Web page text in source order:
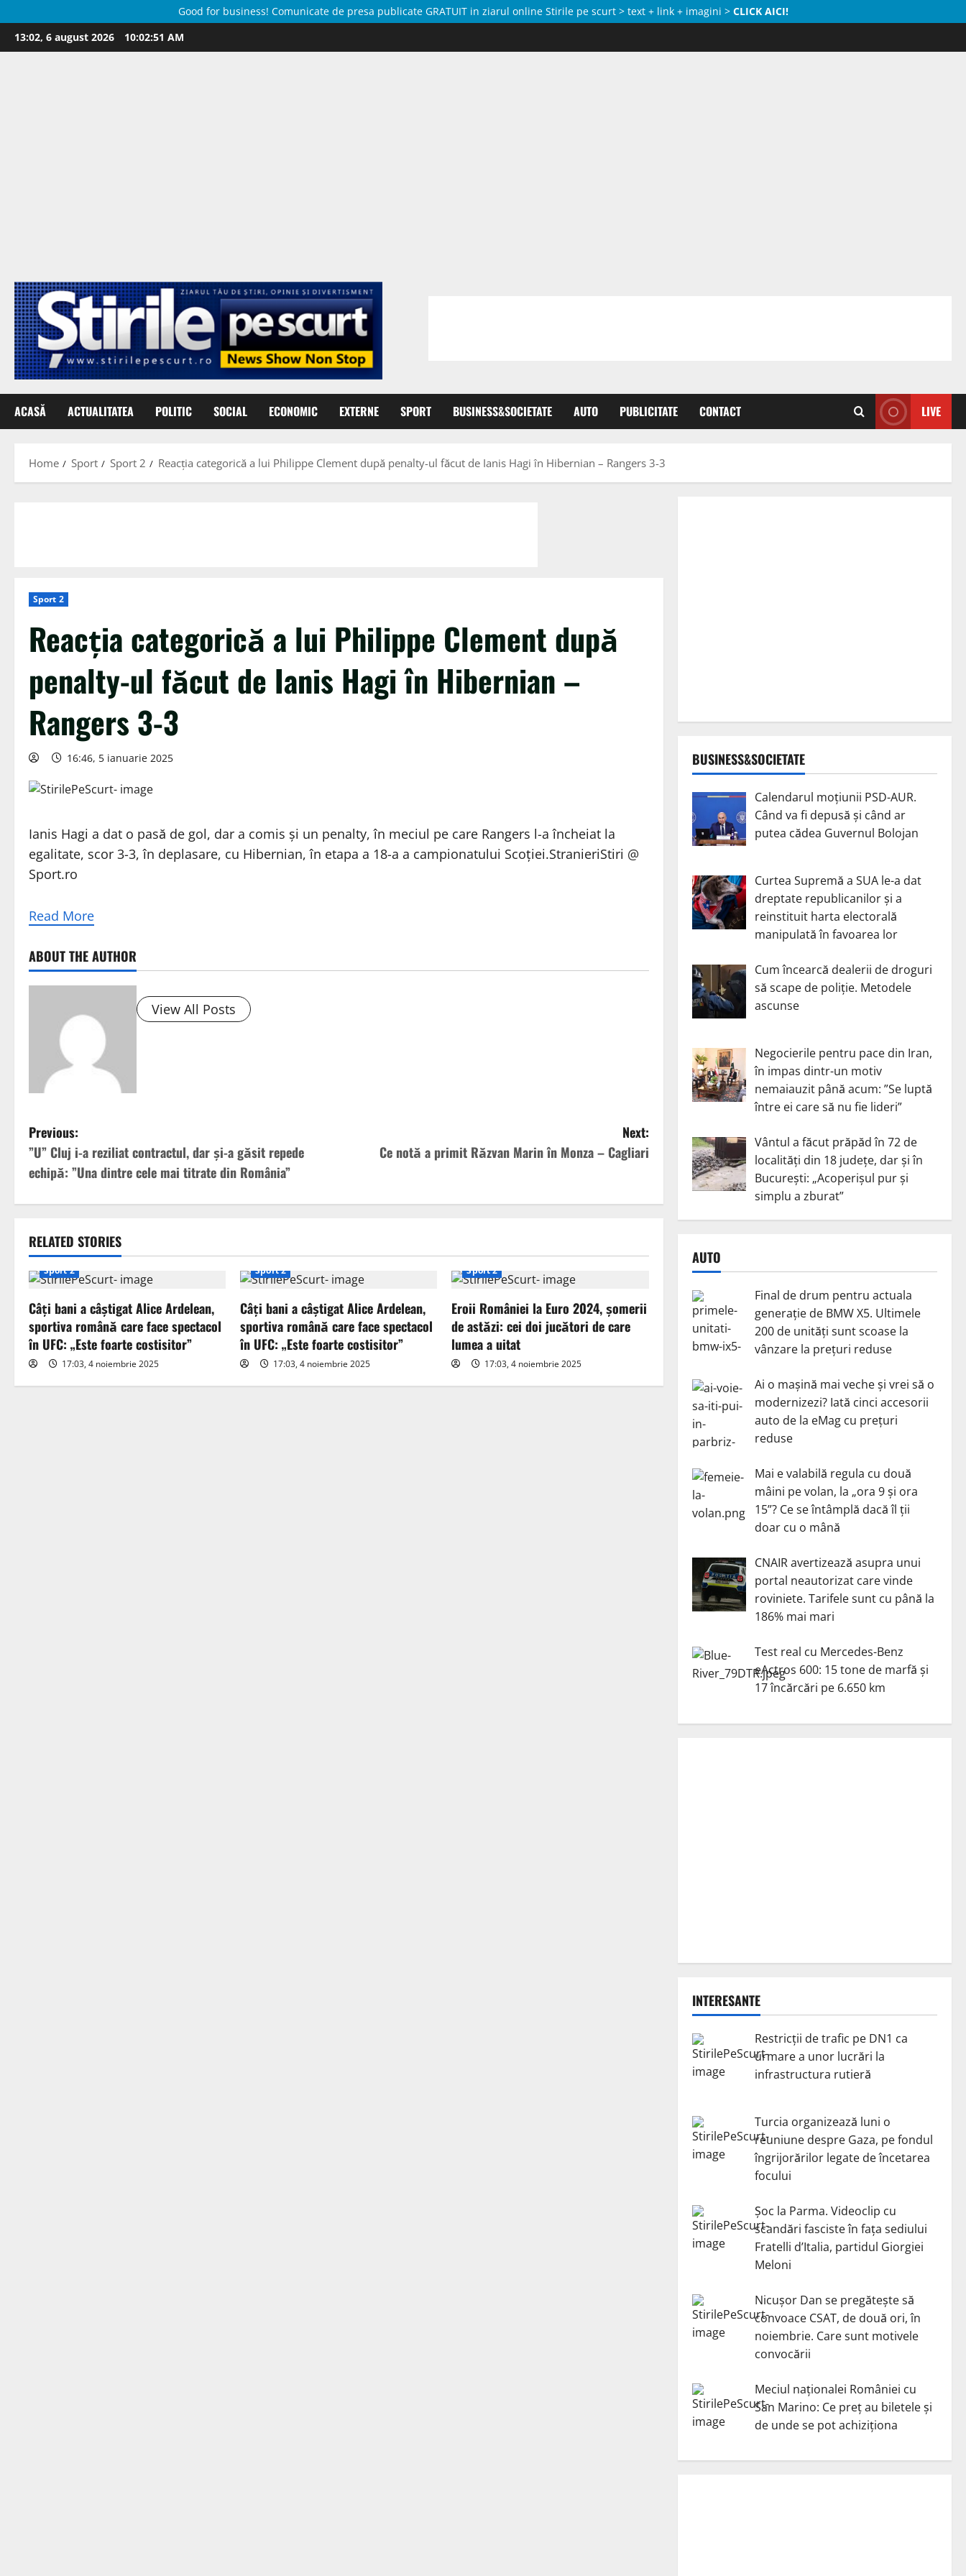
Good for business! Comunicate de presa publicate GRATUIT in ziarul online Stirile pe scurt > text + link + imagini > CLICK AICI!
Skip
to
13:02, 6 august 2026 10:02:51 AM
ACASĂ ACTUALITATEA POLITIC SOCIAL ECONOMIC EXTERNE SPORT BUSINESS&SOCIETATE AUTO PUBLICITATE CONTACT LIVE
Home Sport Sport 2 Reacția categorică a lui Philippe Clement după penalty-ul făcut de Ianis Hagi în Hibernian – Rangers 3-3
Sport 2
Reacția categorică a lui Philippe Clement după
penalty-ul făcut de Ianis Hagi în Hibernian –
Rangers 3-3
16:46, 5 ianuarie 2025
Ianis Hagi a dat o pasă de gol, dar a comis şi un penalty, în meciul pe care Rangers l-a încheiat la
egalitate, scor 3-3, în deplasare, cu Hibernian, în etapa a 18-a a campionatului Scoţiei.StranieriStiri @
Sport.ro
Read More
ABOUT THE AUTHOR
View All Posts
P
o
s
n
a
v
i
g
Previous:
”U” Cluj i-a reziliat contractul, dar și-a găsit repede
echipă: ”Una dintre cele mai titrate din România”
Next:
Ce notă a primit Răzvan Marin în Monza – Cagliari
RELATED STORIES
Sport 2
Câți bani a câștigat Alice Ardelean,
sportiva română care face spectacol
în UFC: „Este foarte costisitor”
17:03, 4 noiembrie 2025
Sport 2
Câți bani a câștigat Alice Ardelean,
sportiva română care face spectacol
în UFC: „Este foarte costisitor”
17:03, 4 noiembrie 2025
Sport 2
Eroii României la Euro 2024, șomerii
de astăzi: cei doi jucători de care
lumea a uitat
17:03, 4 noiembrie 2025
BUSINESS&SOCIETATE
Calendarul moțiunii PSD-AUR.
Când va fi depusă și când ar
putea cădea Guvernul Bolojan
Curtea Supremă a SUA le-a dat
dreptate republicanilor și a
reinstituit harta electorală
manipulată în favoarea lor
Cum încearcă dealerii de droguri
să scape de poliție. Metodele
ascunse
Negocierile pentru pace din Iran,
în impas dintr-un motiv
nemaiauzit până acum: ”Se luptă
între ei care să nu fie lideri”
Vântul a făcut prăpăd în 72 de
localități din 18 județe, dar și în
București: „Acoperișul pur și
simplu a zburat”
AUTO
Final de drum pentru actuala
generație de BMW X5. Ultimele
200 de unități sunt scoase la
vânzare la prețuri reduse
Ai o mașină mai veche și vrei să o
modernizezi? Iată cinci accesorii
auto de la eMag cu prețuri
reduse
Mai e valabilă regula cu două
mâini pe volan, la „ora 9 și ora
15”? Ce se întâmplă dacă îl ții
doar cu o mână
CNAIR avertizează asupra unui
portal neautorizat care vinde
roviniete. Tarifele sunt cu până la
186% mai mari
Test real cu Mercedes-Benz
eActros 600: 15 tone de marfă și
17 încărcări pe 6.650 km
INTERESANTE
Restricții de trafic pe DN1 ca
urmare a unor lucrări la
infrastructura rutieră
Turcia organizează luni o
reuniune despre Gaza, pe fondul
îngrijorărilor legate de încetarea
focului
Șoc la Parma. Videoclip cu
scandări fasciste în fața sediului
Fratelli d’Italia, partidul Giorgiei
Meloni
Nicuşor Dan se pregăteşte să
convoace CSAT, de două ori, în
noiembrie. Care sunt motivele
convocării
Meciul naționalei României cu
San Marino: Ce preț au biletele și
de unde se pot achiziționa